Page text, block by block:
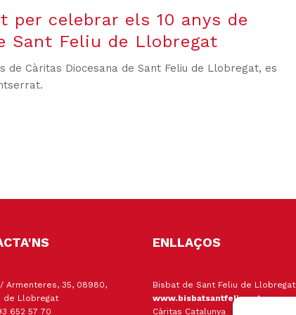
per celebrar els 10 anys de
Sant Feliu de Llobregat
de Càritas Diocesana de Sant Feliu de Llobregat, es
Armenteres, 35, 08980,
de Llobregat
652 57 70
ENLLAÇOS
Bisbat de Sant Feliu de Llobregat
www.bisbatsantfeliu.cat
Càritas Catalunya